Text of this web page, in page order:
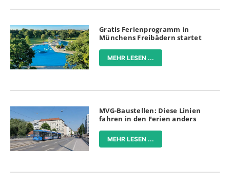
Gratis Ferienprogramm in
Münchens Freibädern startet
MEHR LESEN ...
MVG-Baustellen: Diese Linien
fahren in den Ferien anders
MEHR LESEN ...